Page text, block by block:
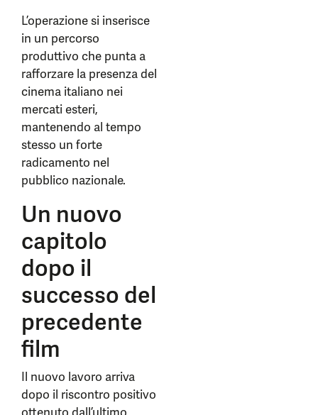
L’operazione si inserisce
in un percorso
produttivo che punta a
rafforzare la presenza del
cinema italiano nei
mercati esteri,
mantenendo al tempo
stesso un forte
radicamento nel
pubblico nazionale.
Un nuovo
capitolo
dopo il
successo del
precedente
film
Il nuovo lavoro arriva
dopo il riscontro positivo